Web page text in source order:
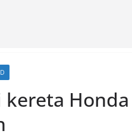
kereta